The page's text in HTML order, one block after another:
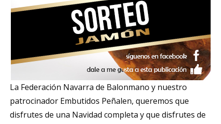
La Federación Navarra de Balonmano y nuestro
patrocinador Embutidos Peñalen, queremos que
disfrutes de una Navidad completa y que disfrutes de